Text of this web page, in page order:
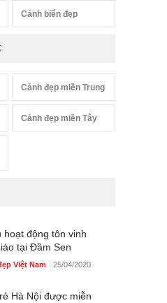
Cảnh biển đẹp
Cảnh đẹp miền Trung
Cảnh đẹp miền Tây
hoạt động tôn vinh
tại Đầm Sen
Việt Nam 25/04/2020
Hà Nội được miễn